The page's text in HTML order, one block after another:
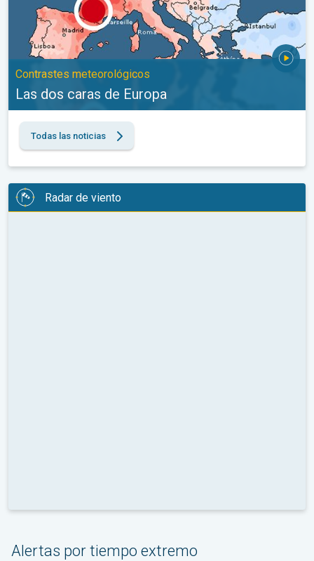
Contrastes meteorológicos
Las dos caras de Europa
Todas las noticias
Radar de viento
Alertas por tiempo extremo